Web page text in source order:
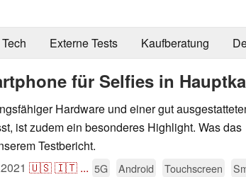
Externe Tests Kaufberatung
für Selfies in
Hardware und einer gut
ist zudem ein besonderes Highlight. Was das
Testbericht.
🇺🇸🇮🇹 ... 5G Android Touchscreen